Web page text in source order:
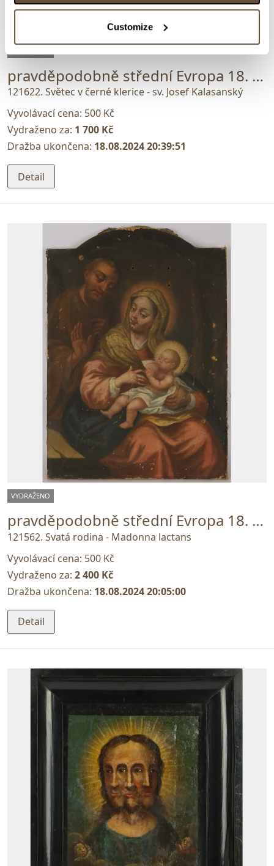
Customize
pravděpodobně střední Evropa 18. století
121622. Světec v černé klerice - sv. Josef Kalasanský
Vyvolávací cena: 500 Kč
Vydraženo za: 1 700 Kč
Dražba ukončena: 18.08.2024 20:39:51
Detail
VYDRAŽENO
pravděpodobně střední Evropa 18. století
121562. Svatá rodina - Madonna lactans
Vyvolávací cena: 500 Kč
Vydraženo za: 2 400 Kč
Dražba ukončena: 18.08.2024 20:05:00
Detail